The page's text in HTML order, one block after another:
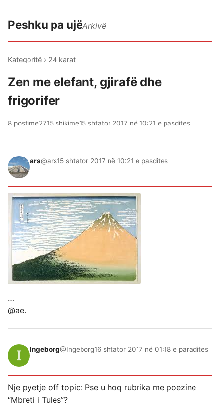
Peshku pa ujëArkivë
Kategoritë › 24 karat
Zen me elefant, gjirafë dhe
frigorifer
8 postime2715 shikime15 shtator 2017 në 10:21 e pasdites
ars@ars15 shtator 2017 në 10:21 e pasdites
…
@ae.
Ingeborg@Ingeborg16 shtator 2017 në 01:18 e paradites
Nje pyetje off topic: Pse u hoq rubrika me poezine
“Mbreti i Tules”?